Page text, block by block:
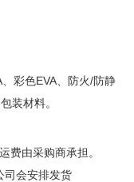
彩色EVA、防火/防静
装材料。
费由采购商承担。
司会安排发货